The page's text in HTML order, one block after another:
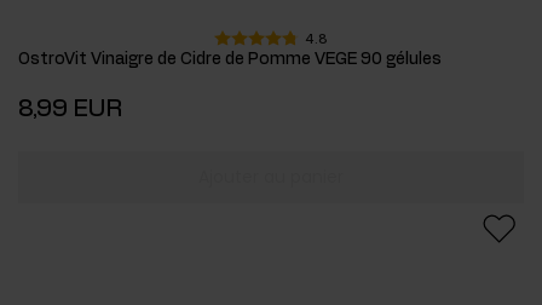
4.8
OstroVit Vinaigre de Cidre de Pomme VEGE 90 gélules
8,99 EUR